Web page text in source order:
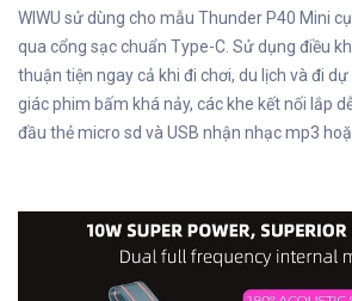
WIWU sử dùng cho mẫu Thunder P40 Mini
qua cổng sạc chuẩn Type-C. Sử dụng điều
thuận tiện ngay cả khi đi chơi, du lịch và đi
giác phim bấm khá nảy, các khe kết nối lắp
đầu thẻ micro sd và USB nhận nhạc mp3